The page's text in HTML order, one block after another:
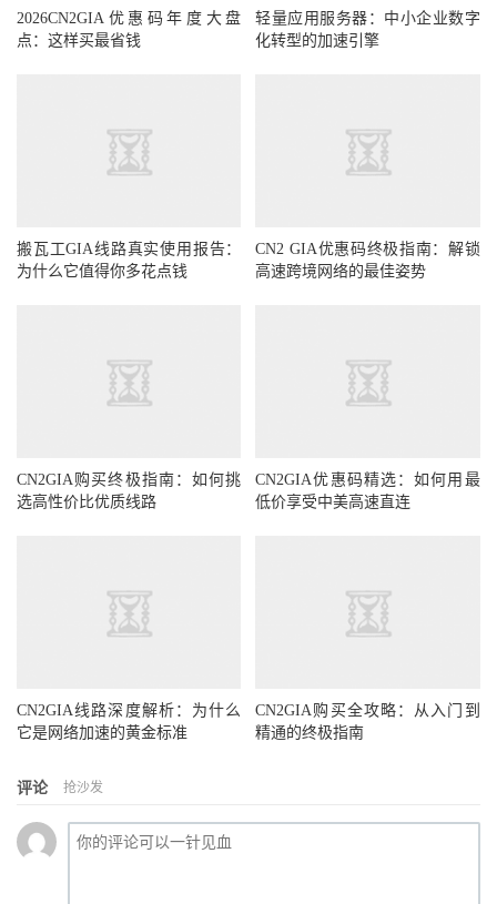
2026CN2GIA优惠码年度大盘
点：这样买最省钱
轻量应用服务器：中小企业数字
化转型的加速引擎
搬瓦工GIA线路真实使用报告：
为什么它值得你多花点钱
CN2 GIA优惠码终极指南：解锁
高速跨境网络的最佳姿势
CN2GIA购买终极指南：如何挑
选高性价比优质线路
CN2GIA优惠码精选：如何用最
低价享受中美高速直连
CN2GIA线路深度解析：为什么
它是网络加速的黄金标准
CN2GIA购买全攻略：从入门到
精通的终极指南
评论 抢沙发